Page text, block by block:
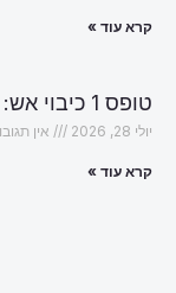
קרא עוד »
טופס 1 כיבוי אש: מה עלול לעכב את האישור?
יולי 28, 2026 אין
קרא עוד »